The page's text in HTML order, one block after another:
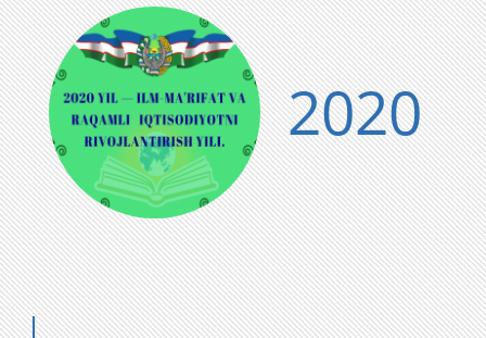
2020